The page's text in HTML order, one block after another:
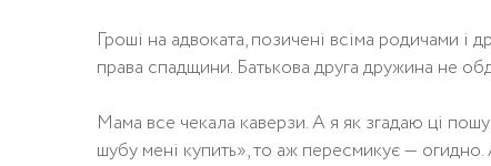
Гроші на адвоката, позичені всіма родичами і
права спадщини. Батькова друга дружина не
Мама все чекала каверзи. А я як згадаю ці
шубу мені купить», то аж пересмикує —